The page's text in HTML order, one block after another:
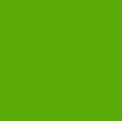
בסוכה או מחוץ לסוכה. ע"כ.
לבית הכנסת (משנ"ב שם). ועיין
בחז"ע (עמוד קמז), כיון שאין תפילתו